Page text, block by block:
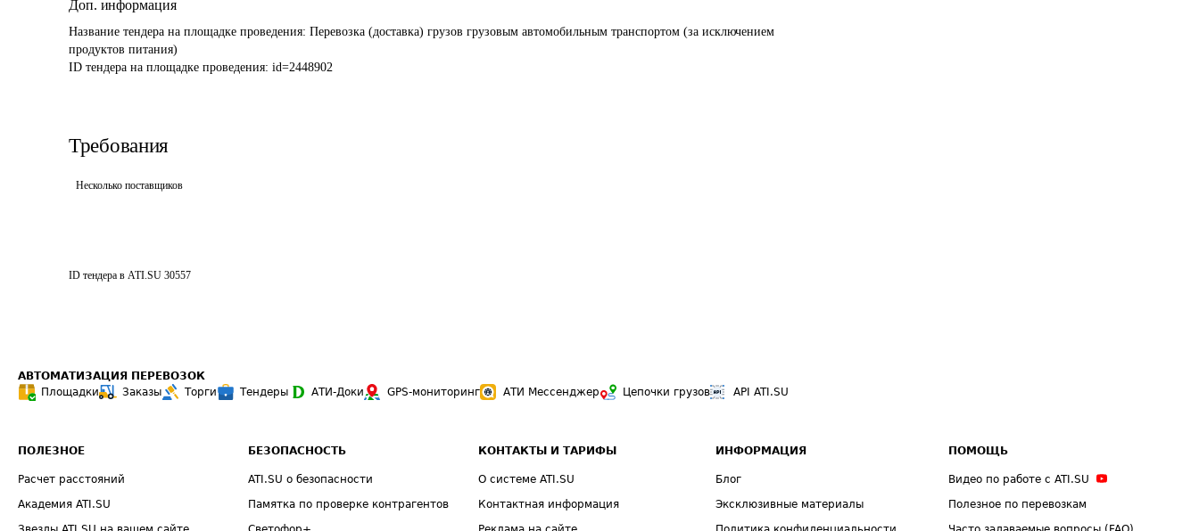
Доп. информация
Название тендера на площадке проведения: Перевозка (доставка) грузов грузовым автомобильным транспортом (за исключением
продуктов питания)
ID тендера на площадке проведения: id=2448902
Требования
Несколько поставщиков
ID тендера в ATI.SU 30557
АВТОМАТИЗАЦИЯ ПЕРЕВОЗОК
Площадки
Заказы Торги Тендеры АТИ-Доки GPS-мониторинг АТИ Мессенджер Цепочки грузов API ATI.SU
ПОЛЕЗНОЕ
Расчет расстояний
Академия ATI.SU
БЕЗОПАСНОСТЬ
ATI.SU о безопасности
Памятка по проверке контрагентов
КОНТАКТЫ И ТАРИФЫ
О системе ATI.SU
Контактная информация
ИНФОРМАЦИЯ
Блог
Эксклюзивные материалы
ПОМОЩЬ
Видео по работе с ATI.SU
Полезное по перевозкам